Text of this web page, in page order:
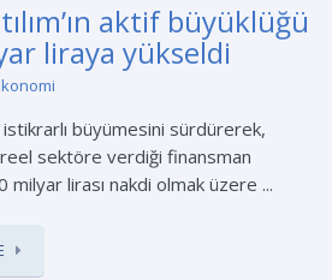
aktif büyüklüğü
liraya yükseldi
istikrarlı büyümesini sürdürerek,
sektöre verdiği finansman
milyar lirası nakdi olmak üzere ...